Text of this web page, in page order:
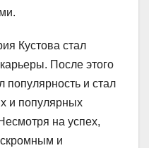
Кустова стал
После этого
популярность и стал
и популярных
на успех,
скромным и